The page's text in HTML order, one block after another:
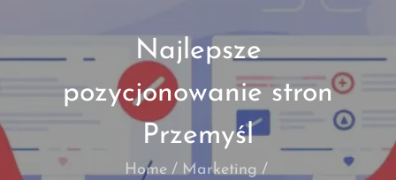
Najlepsze
pozycjonowanie stron
Przemyśl
Home
Marketing